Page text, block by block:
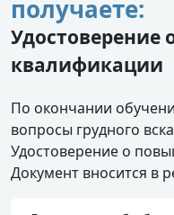
получаете:
квалификации
По окончании
вопросы грудного
Удостоверение о
Документ вносится